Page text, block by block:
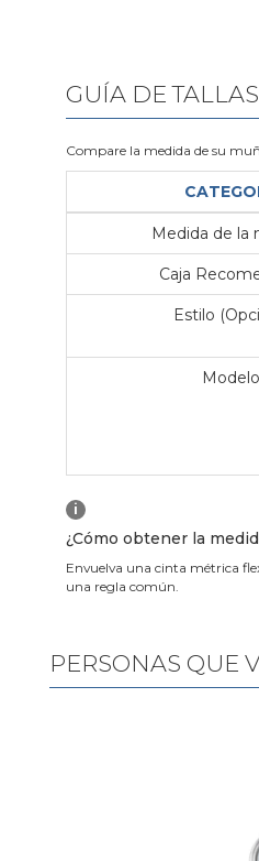
GUÍA DE
Compare la medida de su
Medida de la
Caja
Estilo
i
¿Cómo obtener la
Envuelva una cinta métrica
una regla común.
PERSONAS QUE